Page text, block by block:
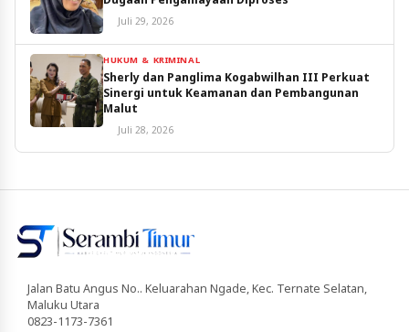
Juli 29, 2026
HUKUM & KRIMINAL
Sherly dan Panglima Kogabwilhan III Perkuat
Sinergi untuk Keamanan dan Pembangunan
Malut
Juli 28, 2026
Jalan Batu Angus No.. Keluarahan Ngade, Kec. Ternate Selatan,
Maluku Utara
0823-1173-7361